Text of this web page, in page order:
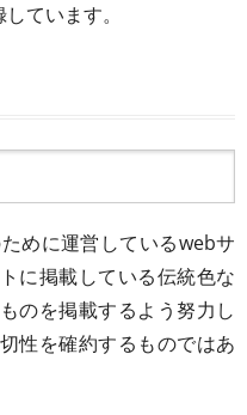
ています。
めに運営しているwebサ
に掲載している伝統色な
のを掲載するよう努力し
性を確約するものではあ